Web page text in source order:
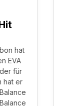
hat
EVA
für
hat er